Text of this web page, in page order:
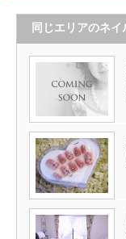
同じエリアのネイ